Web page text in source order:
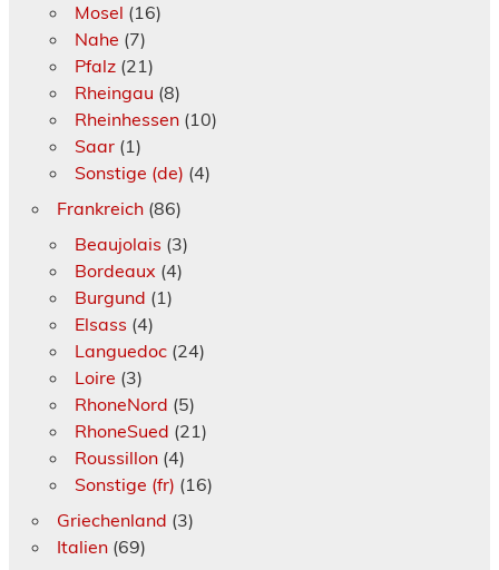
Mosel (16)
Nahe (7)
Pfalz(21)
Rheingau (8)
Rheinhessen(10)
Saar(1)
Sonstige (de) (4)
Frankreich(86)
Beaujolais (3)
Bordeaux (4)
Burgund (1)
Elsass (4)
Languedoc(24)
Loire (3)
RhoneNord (5)
RhoneSued (21)
Roussillon(4)
Sonstige (fr) (16)
Griechenland (3)
Italien(69)